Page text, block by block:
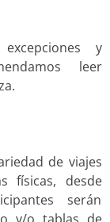
y
leer
de viajes
físicas, desde
serán